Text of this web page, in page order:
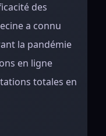
des
a connu
la pandémie
en ligne
totales en